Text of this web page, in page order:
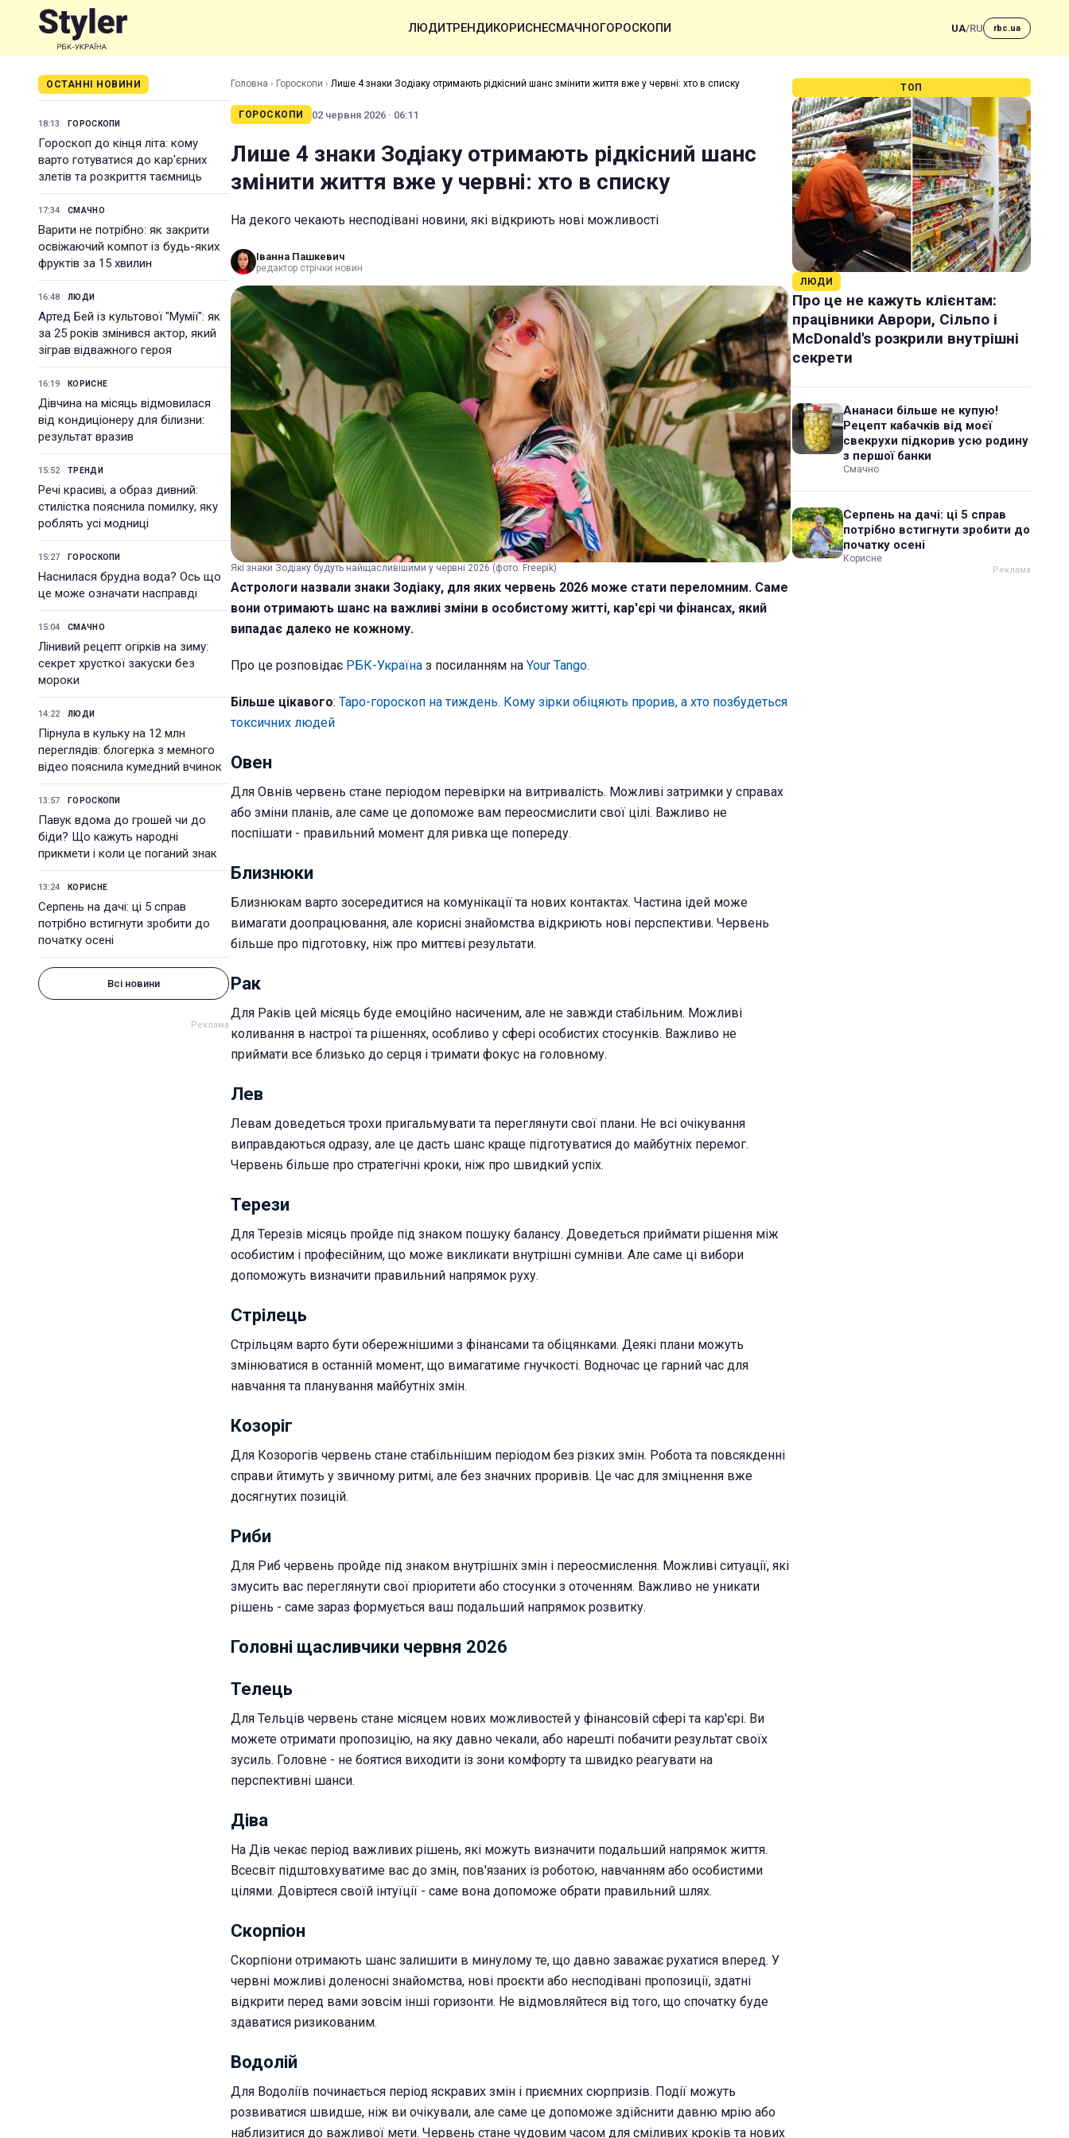
ЛЮДИТРЕНДИКОРИСНЕСМАЧНОГОРОСКОПИ UA/RU rbc.ua
ОСТАННІ НОВИНИ
18:13 ГОРОСКОПИ
Гороскоп до кінця літа: кому
варто готуватися до кар'єрних
злетів та розкриття таємниць
17:34 СМАЧНО
Варити не потрібно: як закрити
освіжаючий компот із будь-яких
фруктів за 15 хвилин
16:48 ЛЮДИ
Артед Бей із культової "Мумії": як
за 25 років змінився актор, який
зіграв відважного героя
16:19 КОРИСНЕ
Дівчина на місяць відмовилася
від кондиціонеру для білизни:
результат вразив
15:52 ТРЕНДИ
Речі красиві, а образ дивний:
стилістка пояснила помилку, яку
роблять усі модниці
15:27 ГОРОСКОПИ
Наснилася брудна вода? Ось що
це може означати насправді
15:04 СМАЧНО
Лінивий рецепт огірків на зиму:
секрет хрусткої закуски без
мороки
14:22 ЛЮДИ
Пірнула в кульку на 12 млн
переглядів: блогерка з мемного
відео пояснила кумедний вчинок
13:57 ГОРОСКОПИ
Павук вдома до грошей чи до
біди? Що кажуть народні
прикмети і коли це поганий знак
13:24 КОРИСНЕ
Серпень на дачі: ці 5 справ
потрібно встигнути зробити до
початку осені
Всі новини
Головна › Гороскопи › Лише 4 знаки Зодіаку отримають рідкісний шанс змінити життя вже у червні: хто в списку
ГОРОСКОПИ 02 червня 2026 · 06:11
Лише 4 знаки Зодіаку отримають рідкісний шанс
змінити життя вже у червні: хто в списку
На декого чекають несподівані новини, які відкриють нові можливості
Іванна Пашкевич
редактор стрічки новин
Які знаки Зодіаку будуть найщасливішими у червні 2026 (фото: Freepik)
Астрологи назвали знаки Зодіаку, для яких червень 2026 може стати переломним. Саме
вони отримають шанс на важливі зміни в особистому житті, кар'єрі чи фінансах, який
випадає далеко не кожному.
Про це розповідає РБК-Україна з посиланням на Your Tango.
Більше цікавого: Таро-гороскоп на тиждень. Кому зірки обіцяють прорив, а хто позбудеться
токсичних людей
Овен
Для Овнів червень стане періодом перевірки на витривалість. Можливі затримки у справах
або зміни планів, але саме це допоможе вам переосмислити свої цілі. Важливо не
поспішати - правильний момент для ривка ще попереду.
Близнюки
Близнюкам варто зосередитися на комунікації та нових контактах. Частина ідей може
вимагати доопрацювання, але корисні знайомства відкриють нові перспективи. Червень
більше про підготовку, ніж про миттєві результати.
Рак
Для Раків цей місяць буде емоційно насиченим, але не завжди стабільним. Можливі
коливання в настрої та рішеннях, особливо у сфері особистих стосунків. Важливо не
приймати все близько до серця і тримати фокус на головному.
Лев
Левам доведеться трохи пригальмувати та переглянути свої плани. Не всі очікування
виправдаються одразу, але це дасть шанс краще підготуватися до майбутніх перемог.
Червень більше про стратегічні кроки, ніж про швидкий успіх.
Терези
Для Терезів місяць пройде під знаком пошуку балансу. Доведеться приймати рішення між
особистим і професійним, що може викликати внутрішні сумніви. Але саме ці вибори
допоможуть визначити правильний напрямок руху.
Стрілець
Стрільцям варто бути обережнішими з фінансами та обіцянками. Деякі плани можуть
змінюватися в останній момент, що вимагатиме гнучкості. Водночас це гарний час для
навчання та планування майбутніх змін.
Козоріг
Для Козорогів червень стане стабільнішим періодом без різких змін. Робота та повсякденні
справи йтимуть у звичному ритмі, але без значних проривів. Це час для зміцнення вже
досягнутих позицій.
Риби
Для Риб червень пройде під знаком внутрішніх змін і переосмислення. Можливі ситуації, які
змусить вас переглянути свої пріоритети або стосунки з оточенням. Важливо не уникати
рішень - саме зараз формується ваш подальший напрямок розвитку.
Головні щасливчики червня 2026
Телець
Для Тельців червень стане місяцем нових можливостей у фінансовій сфері та кар'єрі. Ви
можете отримати пропозицію, на яку давно чекали, або нарешті побачити результат своїх
зусиль. Головне - не боятися виходити із зони комфорту та швидко реагувати на
перспективні шанси.
Діва
На Дів чекає період важливих рішень, які можуть визначити подальший напрямок життя.
Всесвіт підштовхуватиме вас до змін, пов'язаних із роботою, навчанням або особистими
цілями. Довіртеся своїй інтуїції - саме вона допоможе обрати правильний шлях.
Скорпіон
Скорпіони отримають шанс залишити в минулому те, що давно заважає рухатися вперед. У
червні можливі доленосні знайомства, нові проєкти або несподівані пропозиції, здатні
відкрити перед вами зовсім інші горизонти. Не відмовляйтеся від того, що спочатку буде
здаватися ризикованим.
Водолій
Для Водоліїв починається період яскравих змін і приємних сюрпризів. Події можуть
розвиватися швидше, ніж ви очікували, але саме це допоможе здійснити давню мрію або
наблизитися до важливої мети. Червень стане чудовим часом для сміливих кроків та нових
ТОП
ЛЮДИ
Про це не кажуть клієнтам:
працівники Аврори, Сільпо і
McDonald's розкрили внутрішні
секрети
Ананаси більше не купую!
Рецепт кабачків від моєї
свекрухи підкорив усю родину
з першої банки
Смачно
Серпень на дачі: ці 5 справ
потрібно встигнути зробити до
початку осені
Корисне